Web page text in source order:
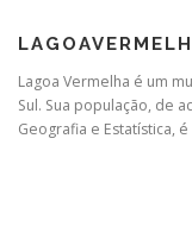
Lagoa Vermelha é um
Sul. Sua população, de
Geografia e Estatística,